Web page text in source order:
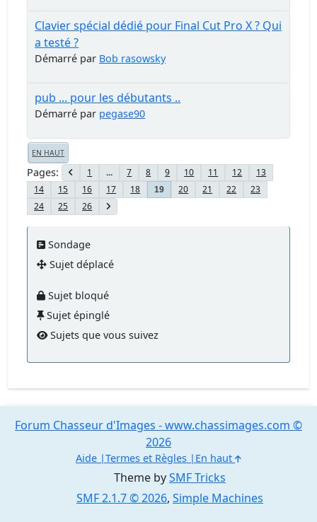
Clavier spécial dédié pour Final Cut Pro X ? Qui
a testé ?
Démarré par Bob rasowsky
pub ... pour les débutants ..
Démarré par pegase90
EN HAUT
Pages 1 ... 7 8 9 10 11 12
13
14
15 16 17 18 19 20 21 22
23
24
25 26
Sondage
Sujet déplacé
Sujet bloqué
Sujet épinglé
Sujets que vous suivez
Theme bySMF Tricks
SMF 2.1.7 © 2026, Simple Machines
Forum Chasseur d'Images - www.chassimages.com ©
2026
Aide Termes et Règles En haut